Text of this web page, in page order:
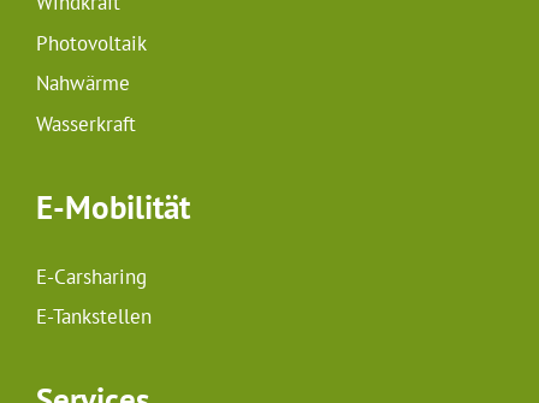
Photovoltaik
Nahwärme
Wasserkraft
E-Mobilität
E-Carsharing
E-Tankstellen